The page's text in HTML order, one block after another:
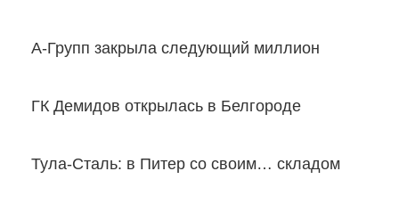
А-Групп закрыла следующий миллион
ГК Демидов открылась в Белгороде
Тула-Сталь: в Питер со своим… складом